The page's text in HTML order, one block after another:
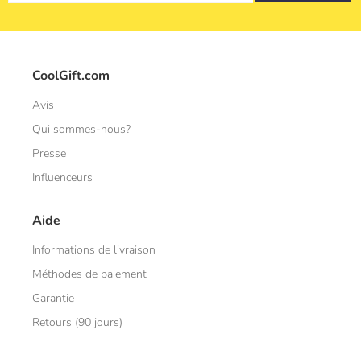
CoolGift.com
Avis
Qui sommes-nous?
Presse
Influenceurs
Aide
Informations de livraison
Méthodes de paiement
Garantie
Retours (90 jours)